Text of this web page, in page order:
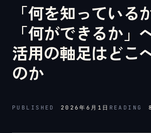
「何を知っている
「何ができるか
活用の軸足はどこ
のか
PUBLISHED 2026年6月1日 READING 8